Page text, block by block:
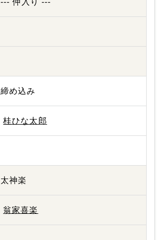
--- 仲入り ---
締め込み
桂ひな太郎
太神楽
翁家喜楽